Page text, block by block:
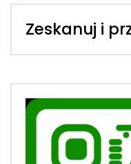
Zeskanuj i